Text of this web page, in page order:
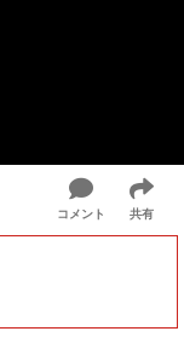
コメント 共有